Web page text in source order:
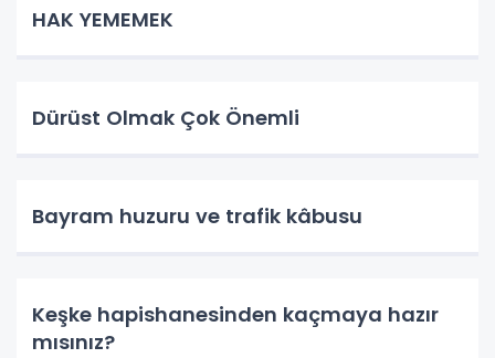
HAK YEMEMEK
Dürüst Olmak Çok Önemli
Bayram huzuru ve trafik kâbusu
Keşke hapishanesinden kaçmaya hazır
mısınız?